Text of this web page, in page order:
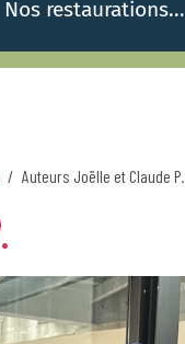
Nos restaurations...
Auteurs Joëlle et Claude P.